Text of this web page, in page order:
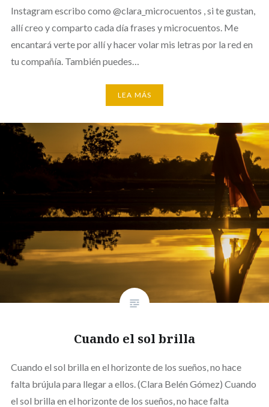
Instagram escribo como @clara_microcuentos , si te gustan,
allí creo y comparto cada día frases y microcuentos. Me
encantará verte por allí y hacer volar mis letras por la red en
tu compañía. También puedes…
LEA MÁS
Cuando el sol brilla
Cuando el sol brilla en el horizonte de los sueños, no hace
falta brújula para llegar a ellos. (Clara Belén Gómez) Cuando
el sol brilla en el horizonte de los sueños, no hace falta